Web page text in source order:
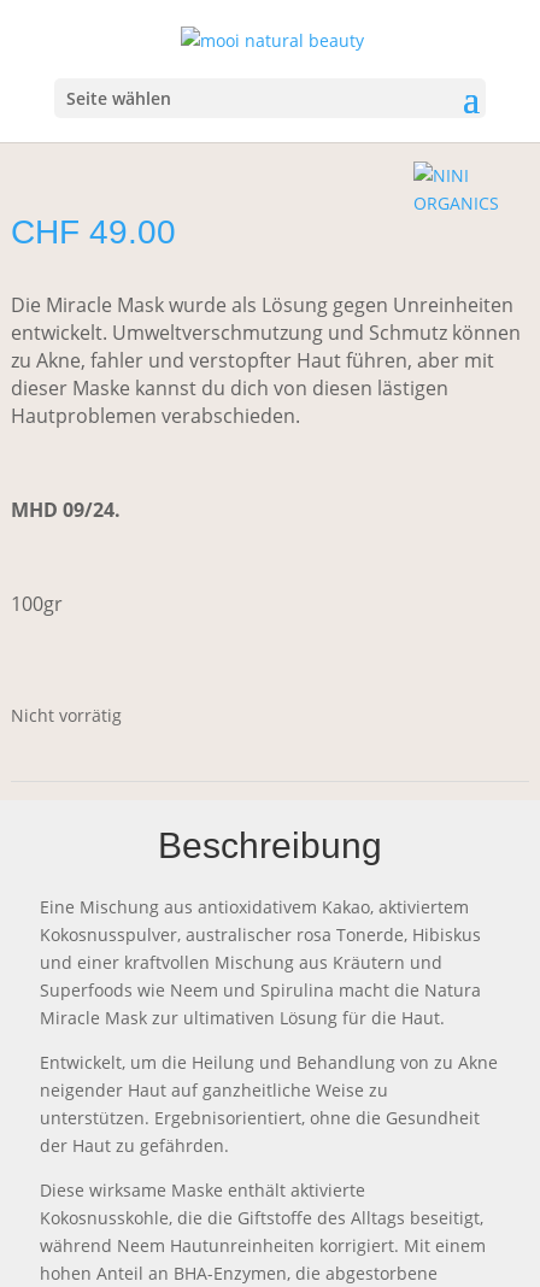
Seite wählen
NINI Organics Natura Miracle
CHF 49.00
Die Miracle Mask wurde als Lösung gegen Unreinheiten
entwickelt. Umweltverschmutzung und Schmutz können
zu Akne, fahler und verstopfter Haut führen, aber mit
dieser Maske kannst du dich von diesen lästigen
Hautproblemen verabschieden.
MHD 09/24.
100gr
Nicht vorrätig
Beschreibung
Eine Mischung aus antioxidativem Kakao, aktiviertem
Kokosnusspulver, australischer rosa Tonerde, Hibiskus
und einer kraftvollen Mischung aus Kräutern und
Superfoods wie Neem und Spirulina macht die Natura
Miracle Mask zur ultimativen Lösung für die Haut.
Entwickelt, um die Heilung und Behandlung von zu Akne
neigender Haut auf ganzheitliche Weise zu
unterstützen. Ergebnisorientiert, ohne die Gesundheit
der Haut zu gefährden.
Diese wirksame Maske enthält aktivierte
Kokosnusskohle, die die Giftstoffe des Alltags beseitigt,
während Neem Hautunreinheiten korrigiert. Mit einem
hohen Anteil an BHA-Enzymen, die abgestorbene